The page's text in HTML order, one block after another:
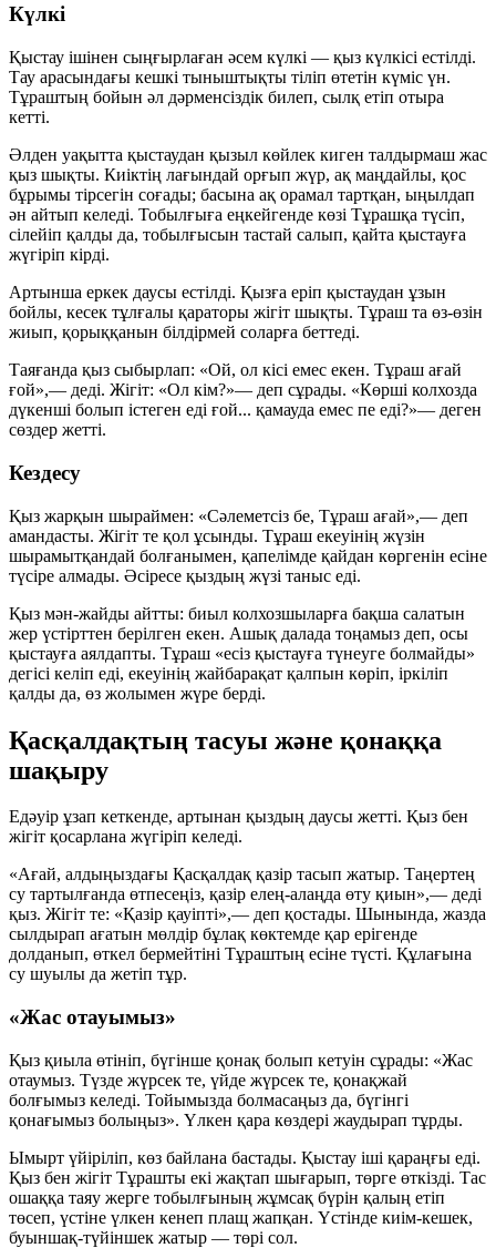
Күлкі
Қыстау ішінен сыңғырлаған әсем күлкі — қыз күлкісі естілді.
Тау арасындағы кешкі тыныштықты тіліп өтетін күміс үн.
Тұраштың бойын әл дәрменсіздік билеп, сылқ етіп отыра
кетті.
Әлден уақытта қыстаудан қызыл көйлек киген талдырмаш жас
қыз шықты. Киіктің лағындай орғып жүр, ақ маңдайлы, қос
бұрымы тірсегін соғады; басына ақ орамал тартқан, ыңылдап
ән айтып келеді. Тобылғыға еңкейгенде көзі Тұрашқа түсіп,
сілейіп қалды да, тобылғысын тастай салып, қайта қыстауға
жүгіріп кірді.
Артынша еркек даусы естілді. Қызға еріп қыстаудан ұзын
бойлы, кесек тұлғалы қараторы жігіт шықты. Тұраш та өз-өзін
жиып, қорыққанын білдірмей соларға беттеді.
Таяғанда қыз сыбырлап: «Ой, ол кісі емес екен. Тұраш ағай
ғой»,— деді. Жігіт: «Ол кім?»— деп сұрады. «Көрші колхозда
дүкенші болып істеген еді ғой... қамауда емес пе еді?»— деген
сөздер жетті.
Кездесу
Қыз жарқын шыраймен: «Сәлеметсіз бе, Тұраш ағай»,— деп
амандасты. Жігіт те қол ұсынды. Тұраш екеуінің жүзін
шырамытқандай болғанымен, қапелімде қайдан көргенін есіне
түсіре алмады. Әсіресе қыздың жүзі таныс еді.
Қыз мән-жайды айтты: биыл колхозшыларға бақша салатын
жер үстірттен берілген екен. Ашық далада тоңамыз деп, осы
қыстауға аялдапты. Тұраш «есіз қыстауға түнеуге болмайды»
дегісі келіп еді, екеуінің жайбарақат қалпын көріп, іркіліп
қалды да, өз жолымен жүре берді.
Қасқалдақтың тасуы және қонаққа
шақыру
Едәуір ұзап кеткенде, артынан қыздың даусы жетті. Қыз бен
жігіт қосарлана жүгіріп келеді.
«Ағай, алдыңыздағы Қасқалдақ қазір тасып жатыр. Таңертең
су тартылғанда өтпесеңіз, қазір елең-алаңда өту қиын»,— деді
қыз. Жігіт те: «Қазір қауіпті»,— деп қостады. Шынында, жазда
сылдырап ағатын мөлдір бұлақ көктемде қар ерігенде
долданып, өткел бермейтіні Тұраштың есіне түсті. Құлағына
су шуылы да жетіп тұр.
«Жас отауымыз»
Қыз қиыла өтініп, бүгінше қонақ болып кетуін сұрады: «Жас
отаумыз. Түзде жүрсек те, үйде жүрсек те, қонақжай
болғымыз келеді. Тойымызда болмасаңыз да, бүгінгі
қонағымыз болыңыз». Үлкен қара көздері жаудырап тұрды.
Ымырт үйіріліп, көз байлана бастады. Қыстау іші қараңғы еді.
Қыз бен жігіт Тұрашты екі жақтап шығарып, төрге өткізді. Тас
ошаққа таяу жерге тобылғының жұмсақ бүрін қалың етіп
төсеп, үстіне үлкен кенеп плащ жапқан. Үстінде киім-кешек,
буыншақ-түйіншек жатыр — төрі сол.